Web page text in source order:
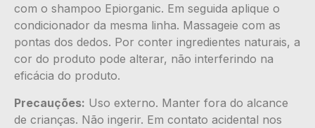
com o shampoo Epiorganic. Em seguida aplique o
condicionador da mesma linha. Massageie com as
pontas dos dedos. Por conter ingredientes naturais, a
cor do produto pode alterar, não interferindo na
eficácia do produto.
Precauções: Uso externo. Manter fora do alcance
de crianças. Não ingerir. Em contato acidental nos